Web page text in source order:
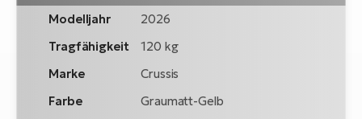
Modelljahr
2026
Tragfähigkeit
120 kg
Marke
Crussis
Farbe
Graumatt-Gelb